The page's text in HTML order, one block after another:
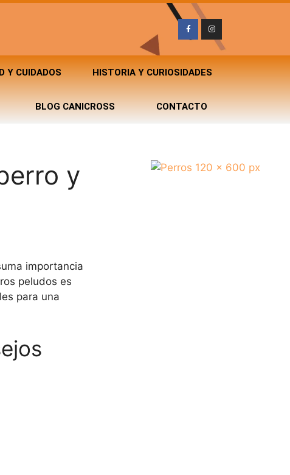
Y CUIDADOS HISTORIA Y CURIOSIDADES
BLOG CANICROSS CONTACTO
y
importancia
peludos es
para una